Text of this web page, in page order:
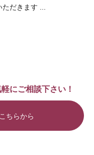
だきます ...
にご相談下さい！
ちらから